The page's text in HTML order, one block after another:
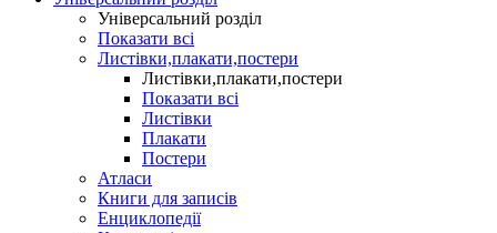
Універсальний розділ
Показати всі
Листівки,плакати,постери
Листівки,плакати,постери
Показати всі
Листівки
Плакати
Постери
Атласи
Книги для записів
Енциклопедії